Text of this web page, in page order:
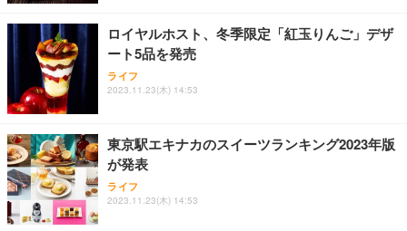
ョン PCチェア 通気性メッシュ ゲーミング/勉強/事
務用 おしゃれ パソコンチェア (ブラック)
Sezlife オフィスチェア デスクチェア 疲れない テレ
ワーク チェア 強化バックレスト 30度ロッキング機
能 人間工学 椅子 腰サポート 90度跳ね上げ式アーム
務用 おしゃれ パソコンチェア (ホワイト)
ANDWINT オフィスチェア デスクチェア 肘なし メ
ッシュ 通気性 ランバーサポート付き 腰サポート ガ
ス圧無段階昇降 360度回転 キャスター付き コンパク
【整備済み品】Dell E2724HS 27インチ 液晶モニタ
ー フルHD（1920×1080）VA 非光沢 HDMI/DisplayP
ort/VGA スピーカー内蔵 高さ調整 スイベル VESA対
【MiniLED/24.5inch/280Hz/FHD】GRAPHT THE S
HOOTER Gaming Monitor 24” Essential ゲーミン
グモニター QD 24.5インチ 1ms FHD 量子ドット 残
Smart Basic(スマートベーシック) 【Amazon.co.jp
限定】 Smart Basic アイリスオーヤマ ペットシーツ
超厚型 お徳用 ワイド 100枚入 (x 1) (ケース販売)
アイリスオーヤマ ペットシーツ 超厚型 お徳用 レギ
ュラー 200枚入【Amazon.co.jp限定】
ロイヤルホスト、冬季限定「紅玉りんご」デザ
ート5品を発売
ライフ
2023.11.23(木) 14:53
東京駅エキナカのスイーツランキング2023年版
が発表
ライフ
2023.11.23(木) 14:53